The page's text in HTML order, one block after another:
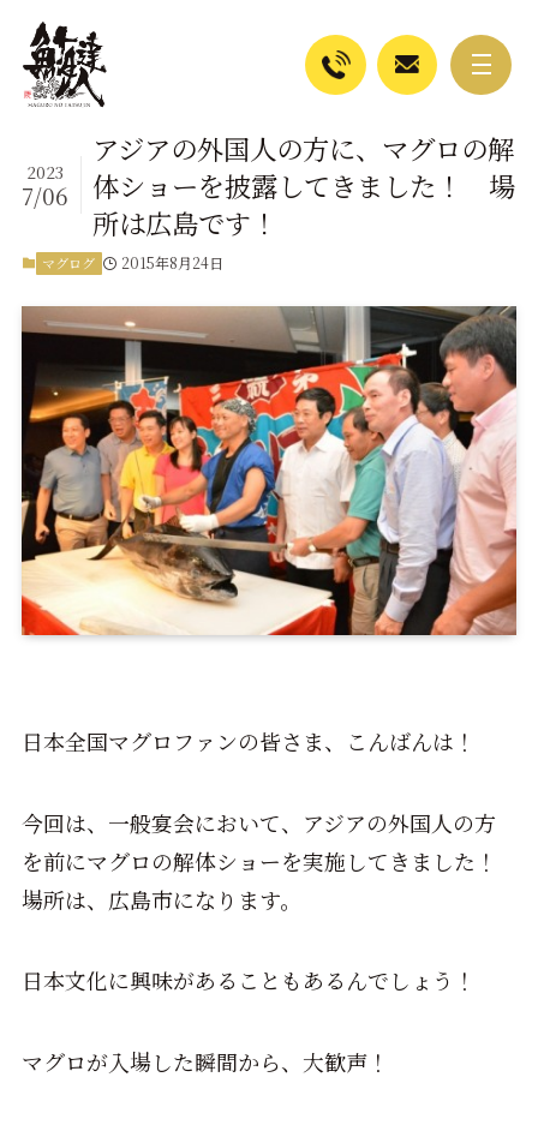
アジアの外国人の方に、マグロの解
体ショーを披露してきました！ 場
所は広島です！
2023
7/06
マグログ 2015年8月24日
日本全国マグロファンの皆さま、こんばんは！
今回は、一般宴会において、アジアの外国人の方
を前にマグロの解体ショーを実施してきました！
場所は、広島市になります。
日本文化に興味があることもあるんでしょう！
マグロが入場した瞬間から、大歓声！